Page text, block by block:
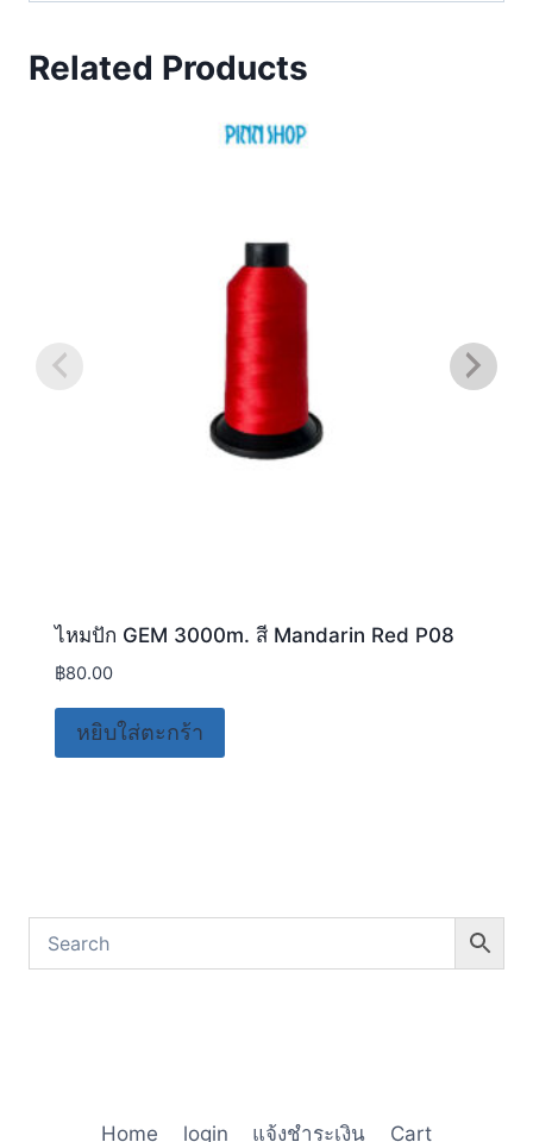
Related Products
ไหมปัก GEM 3000m. สี Mandarin Red P08
฿80.00
หยิบใส่ตะกร้า
Home login แจ้งชำระเงิน Cart